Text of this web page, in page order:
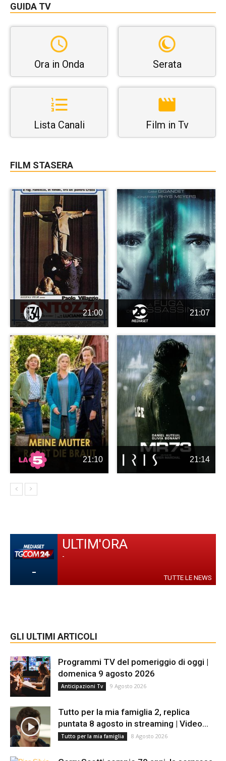
GUIDA TV
Ora in Onda Serata
Lista Canali Film in Tv
FILM STASERA
21:00 21:07
21:10 21:14
-
ULTIM'ORA
-
TUTTE LE NEWS
GLI ULTIMI ARTICOLI
Programmi TV del pomeriggio di oggi |
domenica 9 agosto 2026
Anticipazioni Tv 9 Agosto 2026
Tutto per la mia famiglia 2, replica
puntata 8 agosto in streaming | Video...
Tutto per la mia famiglia 8 Agosto 2026